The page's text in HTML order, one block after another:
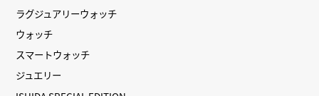
ラグジュアリーウォッチ
ウォッチ
スマートウォッチ
ジュエリー